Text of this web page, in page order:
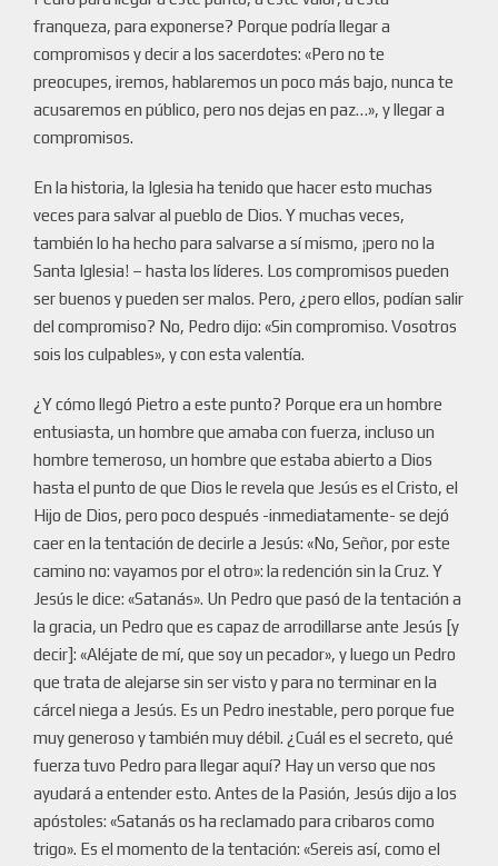
franqueza, para exponerse? Porque podría llegar a
compromisos y decir a los sacerdotes: «Pero no te
preocupes, iremos, hablaremos un poco más bajo, nunca te
acusaremos en público, pero nos dejas en paz…», y llegar a
compromisos.
En la historia, la Iglesia ha tenido que hacer esto muchas
veces para salvar al pueblo de Dios. Y muchas veces,
también lo ha hecho para salvarse a sí mismo, ¡pero no la
Santa Iglesia! – hasta los líderes. Los compromisos pueden
ser buenos y pueden ser malos. Pero, ¿pero ellos, podían salir
del compromiso? No, Pedro dijo: «Sin compromiso. Vosotros
sois los culpables», y con esta valentía.
¿Y cómo llegó Pietro a este punto? Porque era un hombre
entusiasta, un hombre que amaba con fuerza, incluso un
hombre temeroso, un hombre que estaba abierto a Dios
hasta el punto de que Dios le revela que Jesús es el Cristo, el
Hijo de Dios, pero poco después -inmediatamente- se dejó
caer en la tentación de decirle a Jesús: «No, Señor, por este
camino no: vayamos por el otro»: la redención sin la Cruz. Y
Jesús le dice: «Satanás». Un Pedro que pasó de la tentación a
la gracia, un Pedro que es capaz de arrodillarse ante Jesús [y
decir]: «Aléjate de mí, que soy un pecador», y luego un Pedro
que trata de alejarse sin ser visto y para no terminar en la
cárcel niega a Jesús. Es un Pedro inestable, pero porque fue
muy generoso y también muy débil. ¿Cuál es el secreto, qué
fuerza tuvo Pedro para llegar aquí? Hay un verso que nos
ayudará a entender esto. Antes de la Pasión, Jesús dijo a los
apóstoles: «Satanás os ha reclamado para cribaros como
trigo». Es el momento de la tentación: «Sereis así, como el